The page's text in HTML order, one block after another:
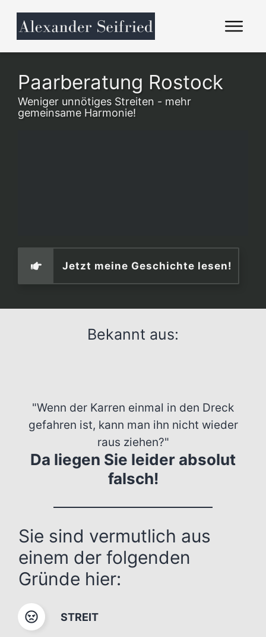
Paarberatung Rostock
Weniger unnötiges Streiten - mehr
gemeinsame Harmonie!
Jetzt meine Geschichte lesen!
Bekannt aus:
"Wenn der Karren einmal in den Dreck
gefahren ist, kann man ihn nicht wieder
raus ziehen?"
Da liegen Sie leider absolut
falsch!
Sie sind vermutlich aus
einem der folgenden
Gründe hier:
STREIT